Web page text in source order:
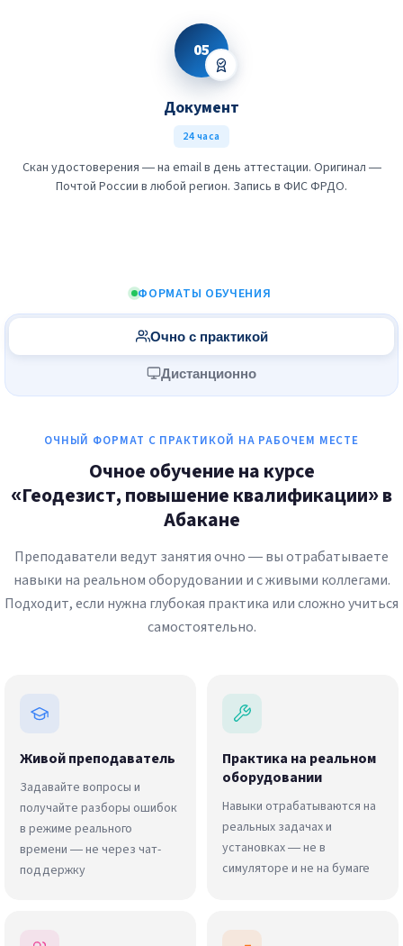
05
Документ
24 часа
Скан удостоверения — на email в день аттестации. Оригинал —
Почтой России в любой регион. Запись в ФИС ФРДО.
ФОРМАТЫ ОБУЧЕНИЯ
Очно с практикой
Дистанционно
ОЧНЫЙ ФОРМАТ С ПРАКТИКОЙ НА РАБОЧЕМ МЕСТЕ
Очное обучение на курсе
«Геодезист, повышение квалификации» в
Абакане
Преподаватели ведут занятия очно — вы отрабатываете
навыки на реальном оборудовании и с живыми коллегами.
Подходит, если нужна глубокая практика или сложно учиться
самостоятельно.
Живой преподаватель
Задавайте вопросы и
получайте разборы ошибок
в режиме реального
времени — не через чат-
поддержку
Практика на реальном
оборудовании
Навыки отрабатываются на
реальных задачах и
установках — не в
симуляторе и не на бумаге